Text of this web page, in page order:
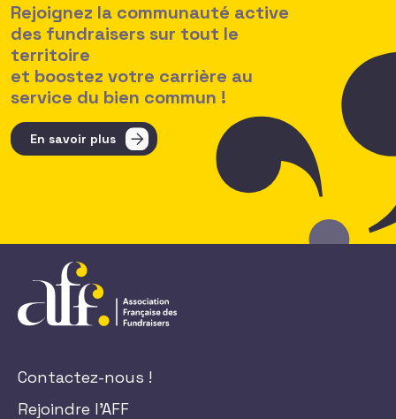
Rejoignez la communauté active
des fundraisers sur tout le
territoire
et boostez votre carrière au
service du bien commun !
En savoir plus
Contactez-nous !
Rejoindre l'AFF